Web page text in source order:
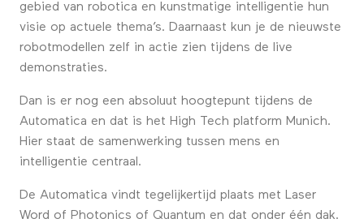
gebied van robotica en kunstmatige intelligentie hun
visie op actuele thema’s. Daarnaast kun je de nieuwste
robotmodellen zelf in actie zien tijdens de live
demonstraties.
Dan is er nog een absoluut hoogtepunt tijdens de
Automatica en dat is het High Tech platform Munich.
Hier staat de samenwerking tussen mens en
intelligentie centraal.
De Automatica vindt tegelijkertijd plaats met Laser
Word of Photonics of Quantum en dat onder één dak.